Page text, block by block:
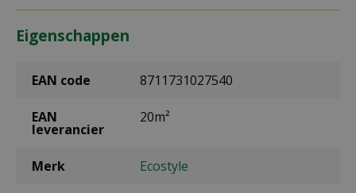
Eigenschappen
EAN code 8711731027540
EAN
leverancier
20m²
Merk Ecostyle